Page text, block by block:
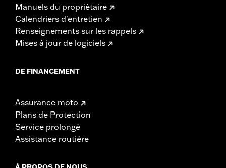
Manuels du propriétaire
Calendriers d'entretien
Renseignements sur les rappels
Mises à jour de logiciels
DE FINANCEMENT
Assurance moto
Plans de Protection
Service prolongé
Assistance routière